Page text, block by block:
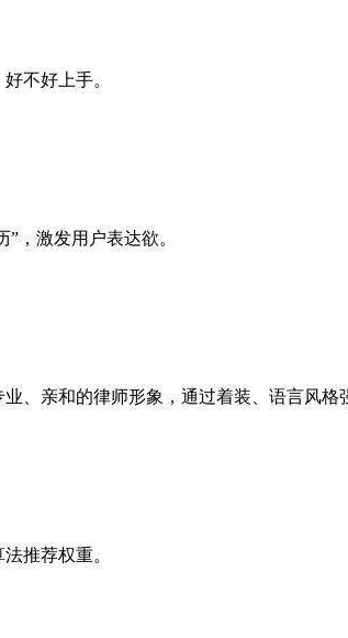
不好上手。
，激发用户表达欲。
亲和的律师形象，通过着装、语言风格
推荐权重。